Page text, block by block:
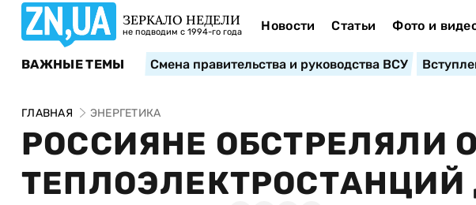
ЗЕРКАЛО НЕДЕЛИ
не подводим с 1994-го года Новости Статьи Фото и
ВАЖНЫЕ ТЕМЫ Смена правительства и руководства ВСУ
ГЛАВНАЯ ЭНЕРГЕТИКА
РОССИЯНЕ ОБСТРЕЛЯЛИ
ТЕПЛОЭЛЕКТРОСТАНЦИЙ